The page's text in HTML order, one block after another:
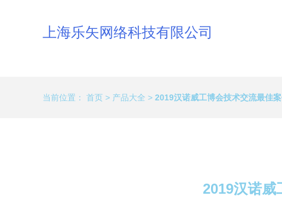
上海乐矢网络科技有限公司
当前位置： 首页 > 产品大全 > 2019汉诺威工博会技术交流最佳
2019汉诺威